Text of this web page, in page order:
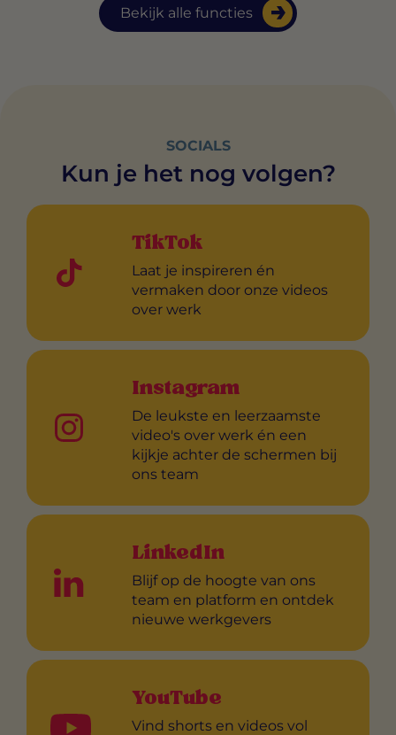
Bekijk alle functies
SOCIALS
Kun je het nog volgen?
TikTok
Laat je inspireren én
vermaken door onze videos
over werk
Instagram
De leukste en leerzaamste
video's over werk én een
kijkje achter de schermen bij
ons team
LinkedIn
Blijf op de hoogte van ons
team en platform en ontdek
nieuwe werkgevers
YouTube
Vind shorts en videos vol